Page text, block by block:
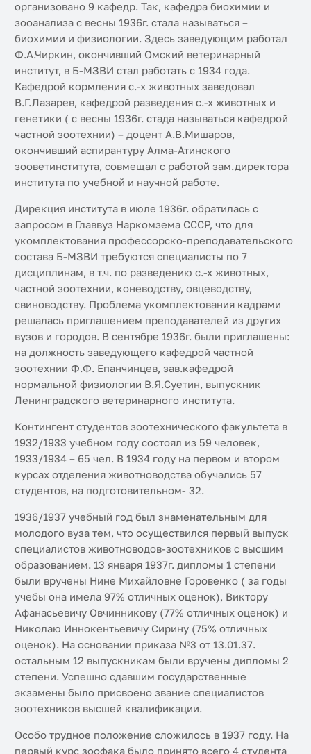
организовано 9 кафедр. Так, кафедра биохимии и
зооанализа с весны 1936г. стала называться –
биохимии и физиологии. Здесь заведующим работал
Ф.А.Чиркин, окончивший Омский ветеринарный
институт, в Б-МЗВИ стал работать с 1934 года.
Кафедрой кормления с.-х животных заведовал
В.Г.Лазарев, кафедрой разведения с.-х животных и
генетики ( с весны 1936г. стада называться кафедрой
частной зоотехнии) – доцент А.В.Мишаров,
окончивший аспирантуру Алма-Атинского
зооветинститута, совмещал с работой зам.директора
института по учебной и научной работе.
Дирекция института в июле 1936г. обратилась с
запросом в Главвуз Наркомзема СССР, что для
укомплектования профессорско-преподавательского
состава Б-МЗВИ требуются специалисты по 7
дисциплинам, в т.ч. по разведению с.-х животных,
частной зоотехнии, коневодству, овцеводству,
свиноводству. Проблема укомплектования кадрами
решалась приглашением преподавателей из других
вузов и городов. В сентябре 1936г. были приглашены:
на должность заведующего кафедрой частной
зоотехнии Ф.Ф. Епанчинцев, зав.кафедрой
нормальной физиологии В.Я.Суетин, выпускник
Ленинградского ветеринарного института.
Контингент студентов зоотехнического факультета в
1932/1933 учебном году состоял из 59 человек,
1933/1934 – 65 чел. В 1934 году на первом и втором
курсах отделения животноводства обучались 57
студентов, на подготовительном- 32.
1936/1937 учебный год был знаменательным для
молодого вуза тем, что осуществился первый выпуск
специалистов животноводов-зоотехников с высшим
образованием. 13 января 1937г. дипломы 1 степени
были вручены Нине Михайловне Горовенко ( за годы
учебы она имела 97% отличных оценок), Виктору
Афанасьевичу Овчинникову (77% отличных оценок) и
Николаю Иннокентьевичу Сирину (75% отличных
оценок). На основании приказа №3 от 13.01.37.
остальным 12 выпускникам были вручены дипломы 2
степени. Успешно сдавшим государственные
экзамены было присвоено звание специалистов
зоотехников высшей квалификации.
Особо трудное положение сложилось в 1937 году. На
первый курс зоофака было принято всего 4 студента